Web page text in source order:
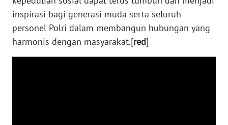
inspirasi bagi generasi muda serta seluruh
personel Polri dalam membangun hubungan yang
harmonis dengan masyarakat.[red]
WN
KALSEL
KALTIM